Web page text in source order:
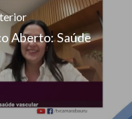
Aberto: Saúde